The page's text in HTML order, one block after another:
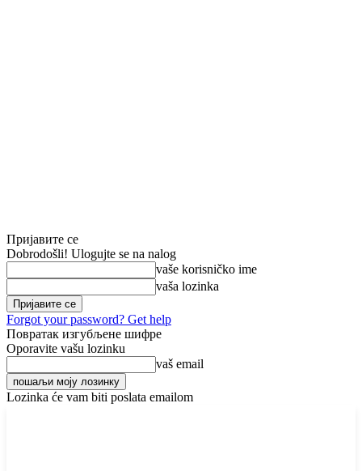
Пријавите се
Dobrodošli! Ulogujte se na nalog
vaše korisničko ime
vaša lozinka
Forgot your password? Get help
Повратак изгубљене шифре
Oporavite vašu lozinku
vaš email
Lozinka će vam biti poslata emailom